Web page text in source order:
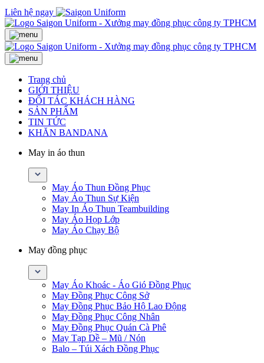
Liên hệ ngay
Trang chủ
GIỚI THIỆU
ĐỐI TÁC KHÁCH HÀNG
SẢN PHẨM
TIN TỨC
KHĂN BANDANA
May in áo thun
May Áo Thun Đồng Phục
May Áo Thun Sự Kiện
May In Áo Thun Teambuilding
May Áo Họp Lớp
May Áo Chạy Bộ
May đồng phục
May Áo Khoác - Áo Gió Đồng Phục
May Đồng Phục Công Sở
May Đồng Phục Bảo Hộ Lao Động
May Đồng Phục Công Nhân
May Đồng Phục Quán Cà Phê
May Tạp Dề – Mũ / Nón
Balo – Túi Xách Đồng Phục